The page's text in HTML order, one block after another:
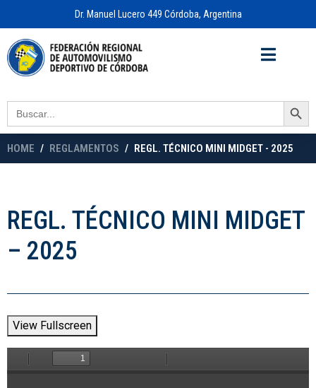
Dr. Manuel Lucero 449 Córdoba, Argentina
Search
for:
Search Button
HOME REGLAMENTOS REGL. TÉCNICO MINI MIDGET - 2025
REGL. TÉCNICO MINI MIDGET
– 2025
View Fullscreen